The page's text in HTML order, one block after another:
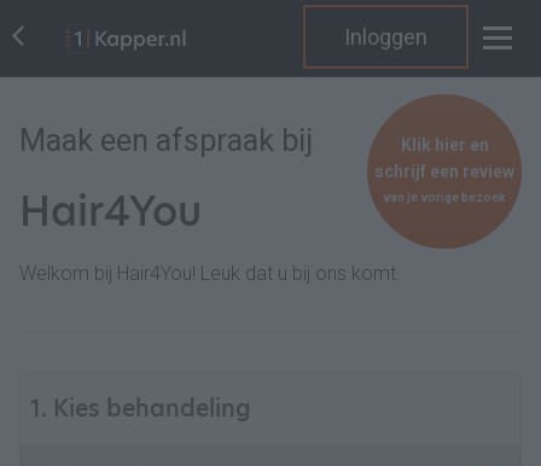
Inloggen
Maak een afspraak bij
Hair4You
Welkom bij Hair4You! Leuk dat u bij ons komt.
Klik hier en
schrijf een review
van je vorige bezoek
1. Kies behandeling